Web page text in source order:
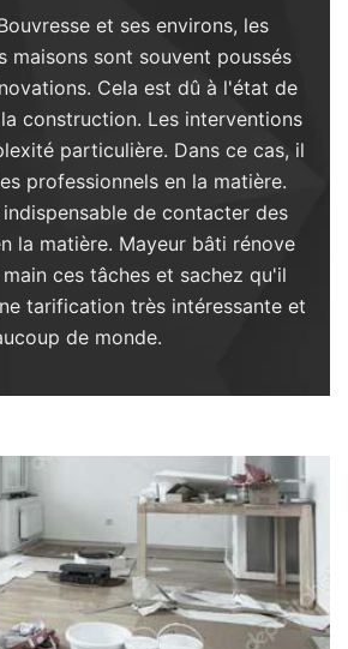
et ses environs, les
maisons sont souvent poussés
Cela est dû à l'état de
construction. Les interventions
particulière. Dans ce cas, il
professionnels en la matière.
de contacter des
la matière. Mayeur bâti rénove
ces tâches et sachez qu'il
tarification très intéressante et
de monde.